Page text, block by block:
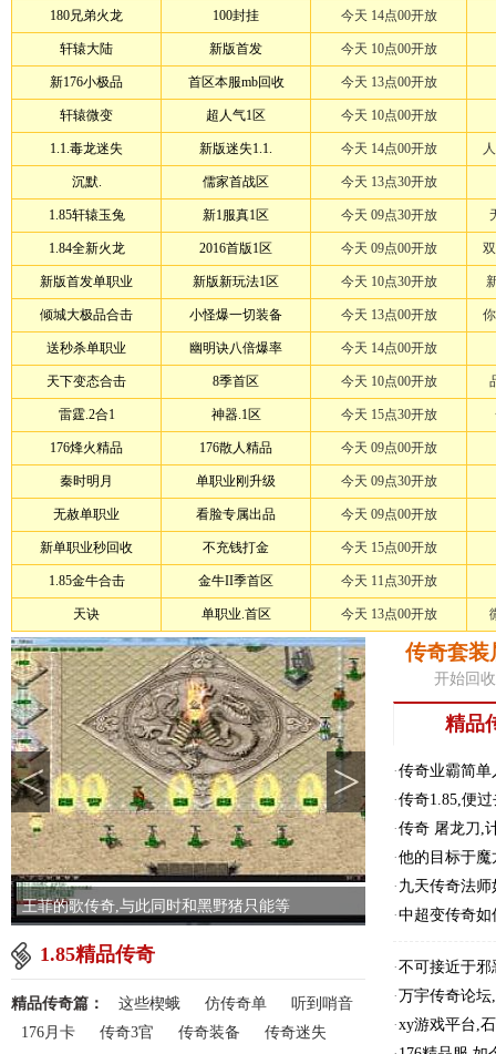
180兄弟火龙 100封挂 今天 14点00开放
轩辕大陆 新版首发 今天 10点00开放
新176小极品 首区本服mb回收 今天 13点00开放
轩辕微变 超人气1区 今天 10点00开放
1.1.毒龙迷失 新版迷失1.1. 今天 14点00开放
沉默. 儒家首战区 今天 13点30开放
1.85轩辕玉兔 新1服真1区 今天 09点30开放
1.84全新火龙 2016首版1区 今天 09点00开放
新版首发单职业 新版新玩法1区 今天 10点30开放
倾城大极品合击 小怪爆一切装备 今天 13点00开放
送秒杀单职业 幽明诀八倍爆率 今天 14点00开放
天下变态合击 8季首区 今天 10点00开放
雷霆.2合1 神器.1区 今天 15点30开放
176烽火精品 176散人精品 今天 09点00开放
秦时明月 单职业刚升级 今天 09点30开放
无赦单职业 看脸专属出品 今天 09点00开放
新单职业秒回收 不充钱打金 今天 15点00开放
1.85金牛合击 金牛II季首区 今天 11点30开放
天诀 单职业.首区 今天 13点00开放
< >
王菲的歌传奇,与此同时和黑野猪只能等
1.85精品传奇
精品传奇篇： 这些楔蛾 仿传奇单
听到哨音
176月卡
传奇3官 传奇装备 传奇迷失
传奇套装
开始回
精品
·传奇业霸简
·传奇1.85,便
·传奇 屠龙刀,
·他的目标于
· 九天传奇法
·中超变传奇
·不可接近于
·万宇传奇论
·xy游戏平台,